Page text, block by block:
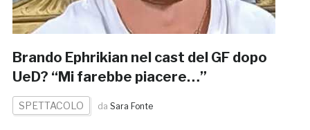
Brando Ephrikian nel cast del GF dopo
UeD? “Mi farebbe piacere…”
SPETTACOLO da Sara Fonte